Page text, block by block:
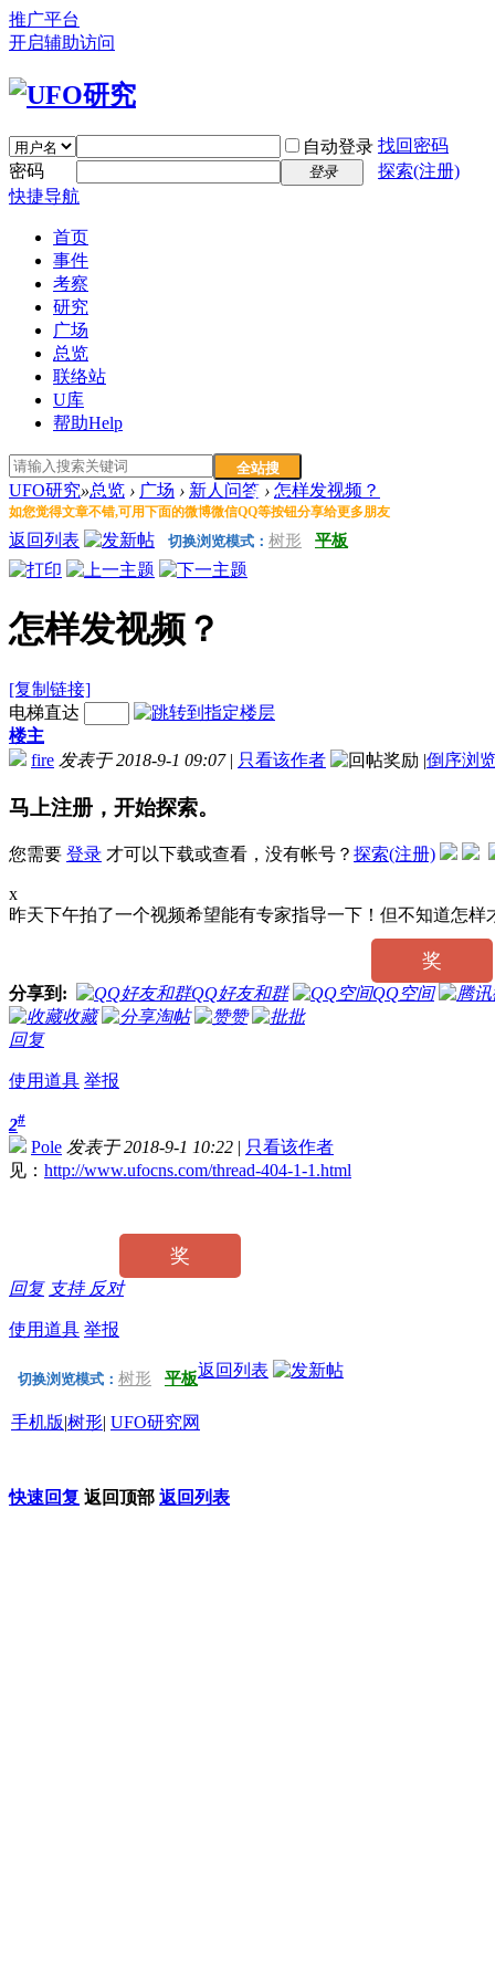
推广平台
开启辅助访问
自动登录 找回密码
密码
登录
探索(注册)
快捷导航
首页
事件
考察
研究
广场
总览
联络站
U库
帮助Help
全站搜
索
UFO研究»总览 › 广场 › 新人问答 › 怎样发视频？
如您觉得文章不错,可用下面的微博微信QQ等按钮分享给更多朋友
返回列表 切换浏览模式： 树形 平板
怎样发视频？
[复制链接]
电梯直达
楼主
fire 发表于 2018-9-1 09:07 | 只看该作者 |倒序浏
马上注册，开始探索。
您需要 登录 才可以下载或查看，没有帐号？ 探索(注册)
x
昨天下午拍了一个视频希望能有专家指导一下！但不知道怎样
奖
分享到: QQ好友和群
QQ空间
收藏
淘帖 赞
批
回复
使用道具 举报
2#
Pole 发表于 2018-9-1 10:22 | 只看该作者
见： http://www.ufocns.com/thread-404-1-1.html
奖
回复 支持 反对
使用道具 举报
返回列表
切换浏览模式： 树形 平板
手机版|树形| UFO研究网
快速回复 返回顶部 返回列表